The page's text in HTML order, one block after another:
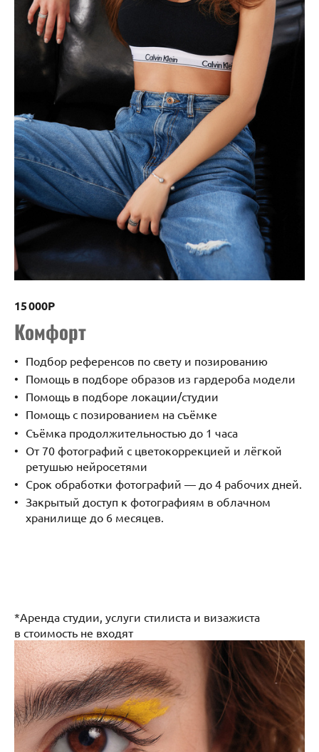
15 000Р
Комфорт
Подбор референсов по свету и позированию
Помощь в подборе образов из гардероба модели
Помощь в подборе локации/студии
Помощь с позированием на съёмке
Съёмка продолжительностью до 1 часа
От 70 фотографий с цветокоррекцией и лёгкой
ретушью нейросетями
Срок обработки фотографий — до 4 рабочих дней.
Закрытый доступ к фотографиям в облачном
хранилище до 6 месяцев.
*Аренда студии, услуги стилиста и визажиста
в стоимость не входят